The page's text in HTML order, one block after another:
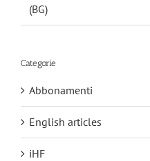
(BG)
Categorie
Abbonamenti
English articles
iHF